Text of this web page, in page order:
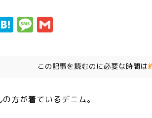
H
a
a
M
e
s
g
l
この記事を読むのに必要な時間は
方が着ているデニム。